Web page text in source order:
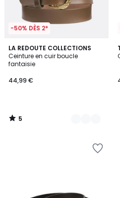
-50% DÈS 2*
LA REDOUTE COLLECTIONS
Ceinture en cuir boucle
fantaisie
44,99 €
5
/
5
2
Couleurs
5
/